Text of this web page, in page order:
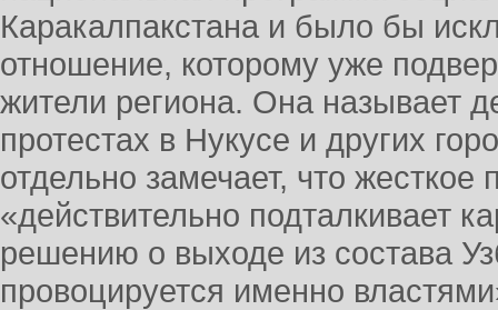
Каракалпакстана и было бы
отношение, которому уже
жители региона. Она называет
протестах в Нукусе и других
отдельно замечает, что жесткое
«действительно подталкивает
решению о выходе из состава
провоцируется именно